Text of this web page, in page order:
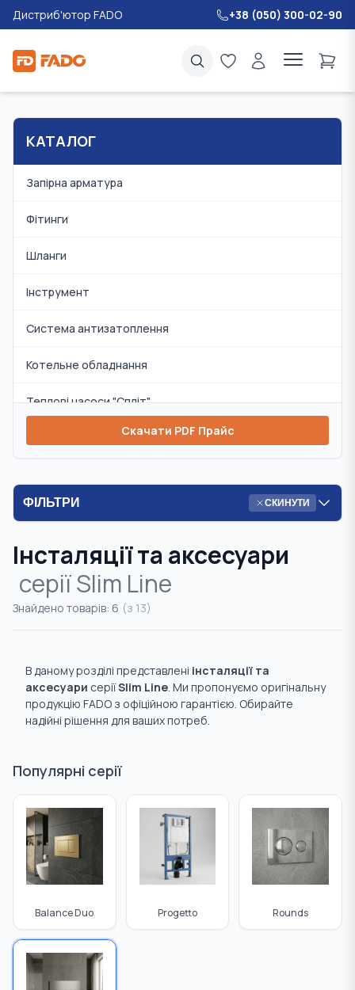
Дистриб'ютор FADO +38 (050) 300-02-90
КАТАЛОГ
Запірна арматура
Фітинги
Шланги
Інструмент
Система антизатоплення
Котельне обладнання
Теплові насоси "Спліт"
Змішувачі та аксесуари
Інсталяції та аксесуари
Комплекти
Запобіжна арматура
Радіаторна арматура
Система "Розумний дім"
Ущільнювальні матеріали
Труби
Скачати PDF Прайс
ФІЛЬТРИ СКИНУТИ
Інсталяції та аксесуари
серіїSlim Line
Знайдено товарів: 6 (з 13)
В даному розділі представлені інсталяції та
аксесуари серіїSlim Line. Ми пропонуємо оригінальну
продукцію FADO з офіційною гарантією. Обирайте
надійні рішення для ваших потреб.
Популярні серії
Balance Duo Progetto Rounds